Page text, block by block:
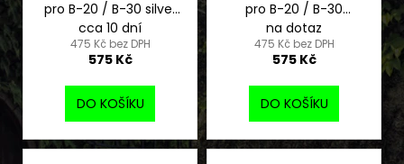
pro B-20 / B-30 silver
mirror
cca 10 dní
475 Kč bez DPH
575 Kč
DO KOŠÍKU
pro B-20 / B-30
radium blue
na dotaz
475 Kč bez DPH
575 Kč
DO KOŠÍKU